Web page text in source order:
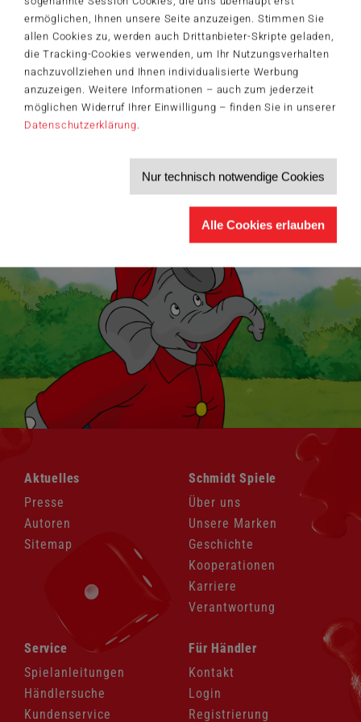
ermöglichen, Ihnen unsere Seite anzuzeigen. Stimmen Sie
allen Cookies zu, werden auch Drittanbieter-Skripte geladen,
die Tracking-Cookies verwenden, um Ihr Nutzungsverhalten
nachzuvollziehen und Ihnen individualisierte Werbung
anzuzeigen. Weitere Informationen – auch zum jederzeit
möglichen Widerruf Ihrer Einwilligung – finden Sie in unserer
Datenschutzerklärung.
Nur technisch notwendige Cookies
Alle Cookies erlauben
Jetzt anmelden und 5€ Willkommensrabatt sichern
Bleiben Sie auf dem Laufenden zu Neuheiten, Trends und aktuellen
Themen rund um Schmidt® Spiele – und sichern Sie sich einen
Willkommensgutschein in Höhe von 5€ für Ihren nächsten Einkauf im
Produktneuheiten und Sortimentserweiterungen
Aktuelle Themen und Trends aus der Spielewelt
Informationen zu Veranstaltungen und Aktionen
Service-Informationen, z.B. zur Ersatzteilversorgung
überspringen
Aktuelles
Presse
Autoren
Sitemap
Navigation
überspringen
Schmidt Spiele
Über uns
Unsere Marken
Geschichte
Kooperationen
Karriere
Verantwortung
Navigation
überspringen
Service
Spielanleitungen
Händlersuche
Kundenservice
Navigation
überspringen
Für Händler
Kontakt
Login
Registrierung